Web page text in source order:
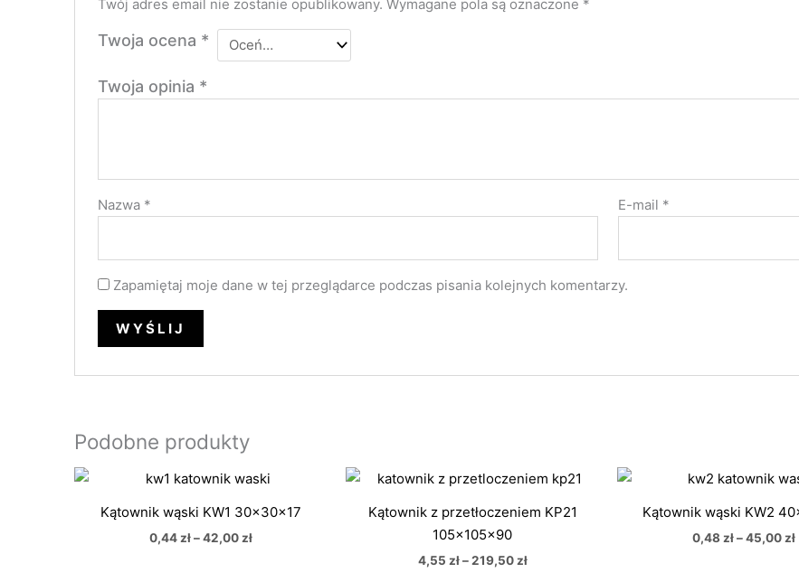
Twój adres email nie zostanie opublikowany. Wymagane pola są oznaczone *
Twoja ocena *
Twoja opinia *
Nazwa * E-mail *
Zapamiętaj moje dane w tej przeglądarce podczas pisania kolejnych komentarzy.
Podobne produkty
Kątownik wąski KW1 30x30x17
0,44 zł–42,00 zł
Zakres
cen:
od
0,44 zł
do
Kątownik z przetłoczeniem KP21
105x105x90
4,55 zł – 219,50 zł
Zakres
cen:
4,55 zł
Kątownik wąski KW2
0,48 zł–45,00 zł